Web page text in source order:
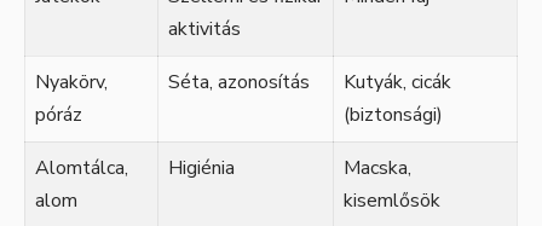
aktivitás
Nyakörv,
póráz
Séta, azonosítás
Kutyák, cicák
(biztonsági)
Alomtálca,
alom
Higiénia
Macska,
kisemlősök